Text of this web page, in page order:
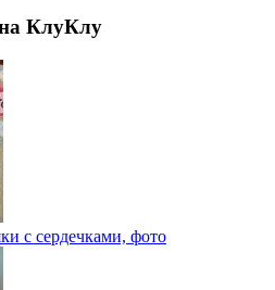
КлуКлу
с сердечками, фото